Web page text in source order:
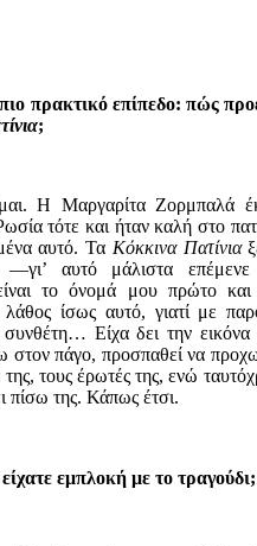
πρακτικό επίπεδο: πώς
;
Η Μαργαρίτα Ζορμπαλά
τότε και ήταν καλή στο
αυτό. Τα Κόκκινα Πατίνια
αυτό μάλιστα
το όνομά μου πρώτο και
ίσως αυτό, γιατί με
Είχα δει την εικόνα
στον πάγο, προσπαθεί να
τους έρωτές της, ενώ
πίσω της. Κάπως έτσι.
εμπλοκή με το τραγούδι;